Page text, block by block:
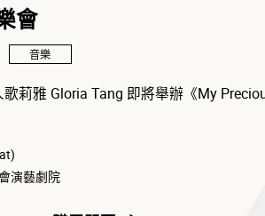
會
音樂
莉雅 Gloria Tang 即將舉辦《My
立唱作女歌手，擅長創作不同風格的歌曲
告配樂，亦曾為不少天王巨星擔任演唱會
演藝劇院